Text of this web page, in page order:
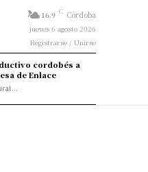
16.9 C Córdoba
jueves 6 agosto 2026
Registrarse / Unirse
cordobés a
de Enlace